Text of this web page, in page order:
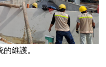
維護。